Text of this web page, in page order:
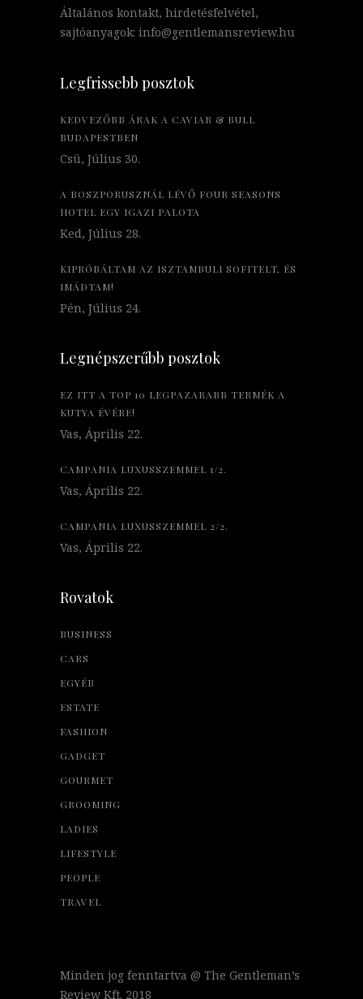
Általános kontakt, hirdetésfelvétel,
sajtóanyagok: info@gentlemansreview.hu
Legfrissebb posztok
KEDVEZŐBB ÁRAK A CAVIAR & BULL
BUDAPESTBEN
Csü, Július 30.
A BOSZPORUSZNÁL LÉVŐ FOUR SEASONS
HOTEL EGY IGAZI PALOTA
Ked, Július 28.
KIPRÓBÁLTAM AZ ISZTAMBULI SOFITELT, ÉS
IMÁDTAM!
Pén, Július 24.
Legnépszerűbb posztok
EZ ITT A TOP 10 LEGPAZARABB TERMÉK A
KUTYA ÉVÉRE!
Vas, Április 22.
CAMPANIA LUXUSSZEMMEL 1/2.
Vas, Április 22.
CAMPANIA LUXUSSZEMMEL 2/2.
Vas, Április 22.
Rovatok
BUSINESS
CARS
EGYÉB
ESTATE
FASHION
GADGET
GOURMET
GROOMING
LADIES
LIFESTYLE
PEOPLE
TRAVEL
Minden jog fenntartva @ The Gentleman’s
Review Kft. 2018